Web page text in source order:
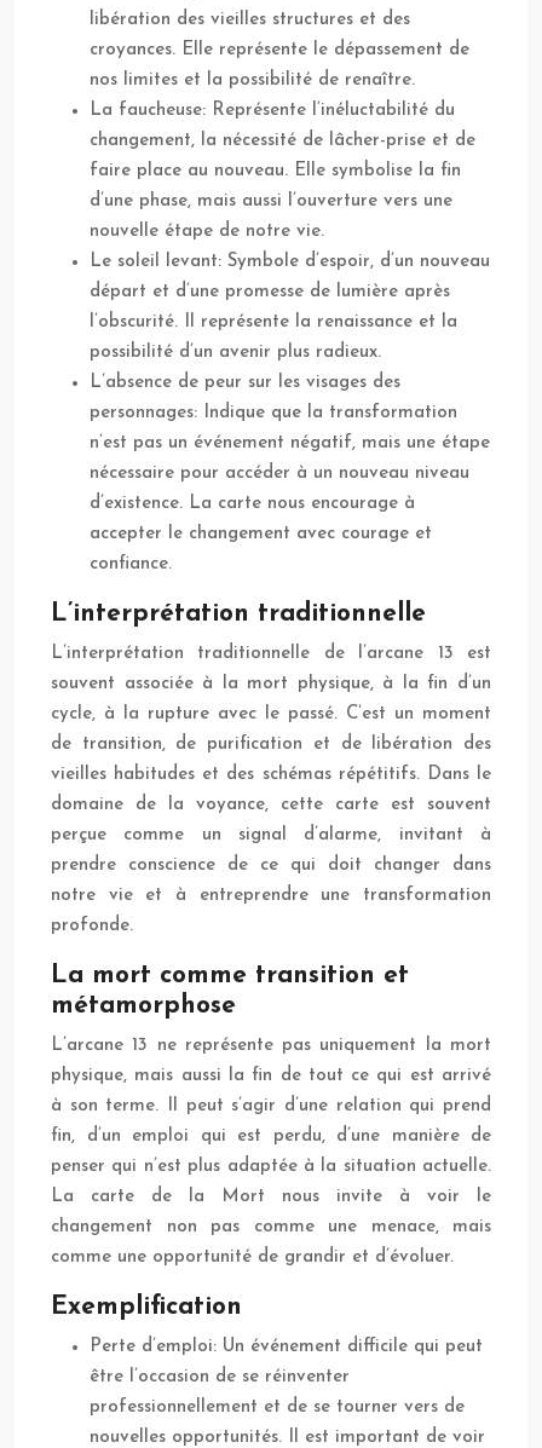
libération des vieilles structures et des
croyances. Elle représente le dépassement de
nos limites et la possibilité de renaître.
La faucheuse: Représente l’inéluctabilité du
changement, la nécessité de lâcher-prise et de
faire place au nouveau. Elle symbolise la fin
d’une phase, mais aussi l’ouverture vers une
nouvelle étape de notre vie.
Le soleil levant: Symbole d’espoir, d’un nouveau
départ et d’une promesse de lumière après
l’obscurité. Il représente la renaissance et la
possibilité d’un avenir plus radieux.
L’absence de peur sur les visages des
personnages: Indique que la transformation
n’est pas un événement négatif, mais une étape
nécessaire pour accéder à un nouveau niveau
d’existence. La carte nous encourage à
accepter le changement avec courage et
confiance.
L’interprétation traditionnelle
L’interprétation traditionnelle de l’arcane 13 est
souvent associée à la mort physique, à la fin d’un
cycle, à la rupture avec le passé. C’est un moment
de transition, de purification et de libération des
vieilles habitudes et des schémas répétitifs. Dans le
domaine de la voyance, cette carte est souvent
perçue comme un signal d’alarme, invitant à
prendre conscience de ce qui doit changer dans
notre vie et à entreprendre une transformation
profonde.
La mort comme transition et
métamorphose
L’arcane 13 ne représente pas uniquement la mort
physique, mais aussi la fin de tout ce qui est arrivé
à son terme. Il peut s’agir d’une relation qui prend
fin, d’un emploi qui est perdu, d’une manière de
penser qui n’est plus adaptée à la situation actuelle.
La carte de la Mort nous invite à voir le
changement non pas comme une menace, mais
comme une opportunité de grandir et d’évoluer.
Exemplification
Perte d’emploi: Un événement difficile qui peut
être l’occasion de se réinventer
professionnellement et de se tourner vers de
nouvelles opportunités. Il est important de voir